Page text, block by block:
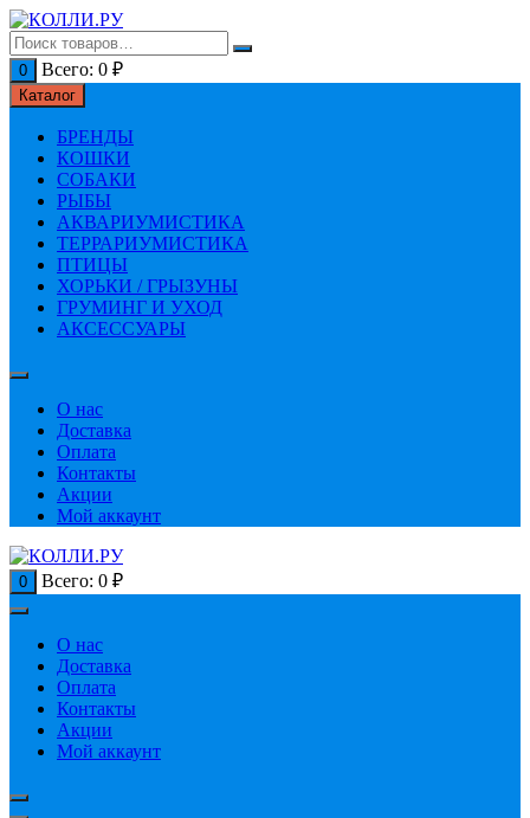
Перейти
к
содержимому
0 Всего: 0 ₽
Каталог
БРЕНДЫ
КОШКИ
СОБАКИ
РЫБЫ
АКВАРИУМИСТИКА
ТЕРРАРИУМИСТИКА
ПТИЦЫ
ХОРЬКИ / ГРЫЗУНЫ
ГРУМИНГ И УХОД
АКСЕССУАРЫ
О нас
Доставка
Оплата
Контакты
Акции
Мой аккаунт
0 Всего: 0 ₽
О нас
Доставка
Оплата
Контакты
Акции
Мой аккаунт